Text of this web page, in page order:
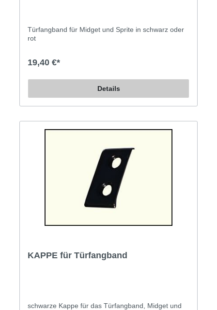
Türfangband für Midget und Sprite in schwarz oder
rot
19,40 €*
Details
KAPPE für Türfangband
schwarze Kappe für das Türfangband, Midget und